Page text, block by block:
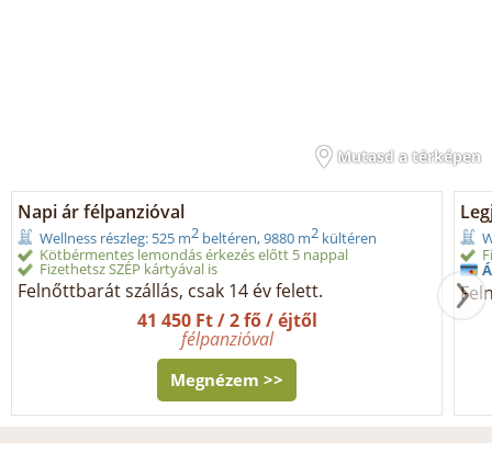
Mutasd a térképen
Napi ár félpanzióval
Wellness részleg: 525 m2 beltéren, 9880 m2 kültéren
Kötbérmentes lemondás érkezés előtt 5 nappal
Fizethetsz SZÉP kártyával is
Felnőttbarát szállás, csak 14 év felett.
41 450 Ft / 2 fő / éjtől
félpanzióval
Megnézem >>